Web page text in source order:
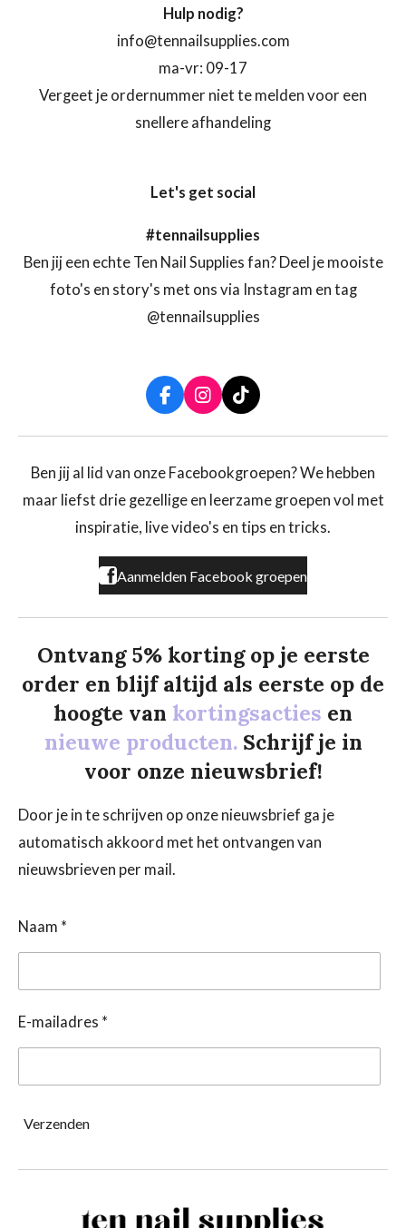
Hulp nodig?
info@tennailsupplies.com
ma-vr: 09-17
Vergeet je ordernummer niet te melden voor een
snellere afhandeling
Let's get social
#tennailsupplies
Ben jij een echte Ten Nail Supplies fan? Deel je mooiste
foto's en story's met ons via Instagram en tag
@tennailsupplies
F
a
c
b
o
k
I
n
s
a
r
a
T
i
k
o
Ben jij al lid van onze Facebookgroepen? We hebben
maar liefst drie gezellige en leerzame groepen vol met
inspiratie, live video's en tips en tricks.
Aanmelden Facebook groepen
Ontvang 5% korting op je eerste
order en blijf altijd als eerste op de
hoogte van kortingsacties en
nieuwe producten. Schrijf je in
voor onze nieuwsbrief!
Door je in te schrijven op onze nieuwsbrief ga je
automatisch akkoord met het ontvangen van
nieuwsbrieven per mail.
Naam *
E-mailadres *
Verzenden